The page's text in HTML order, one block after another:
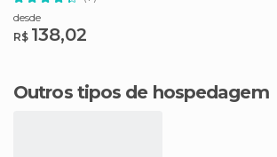
desde
R$ 138,02
Outros tipos de hospedagem